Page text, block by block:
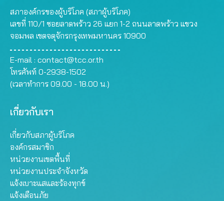
สภาองค์กรของผู้บริโภค (สภาผู้บริโภค)
เลขที่ 110/1 ซอยลาดพร้าว 26 แยก 1-2 ถนนลาดพร้าว แขวง
จอมพล เขตจตุจักรกรุงเทพมหานคร 10900
E-mail : contact@tcc.or.th
โทรศัพท์ 0-2938-1502
(เวลาทำการ 09.00 - 18.00 น.)
เกี่ยวกับเรา
เกี่ยวกับสภาผู้บริโภค
องค์กรสมาชิก
หน่วยงานเขตพื้นที่
หน่วยงานประจำจังหวัด
แจ้งเบาะแสและร้องทุกข์
แจ้งเตือนภัย